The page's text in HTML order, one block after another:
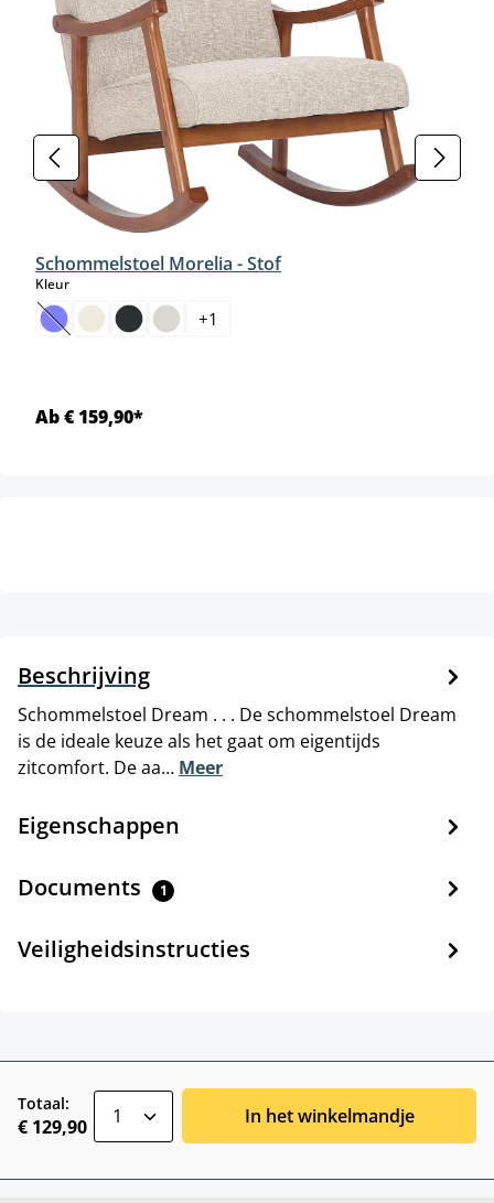
Schommelstoel Morelia - Stof
Kleurselect
(Deze optie is momenteel niet beschikbaar.)
+1
Ab € 159,90*
Beschrijving
Schommelstoel Dream . . . De schommelstoel Dream
is de ideale keuze als het gaat om eigentijds
zitcomfort. De aa… Meer
Eigenschappen
Documents 1
Veiligheidsinstructies
Totaal:
€ 129,90 In het winkelmandje